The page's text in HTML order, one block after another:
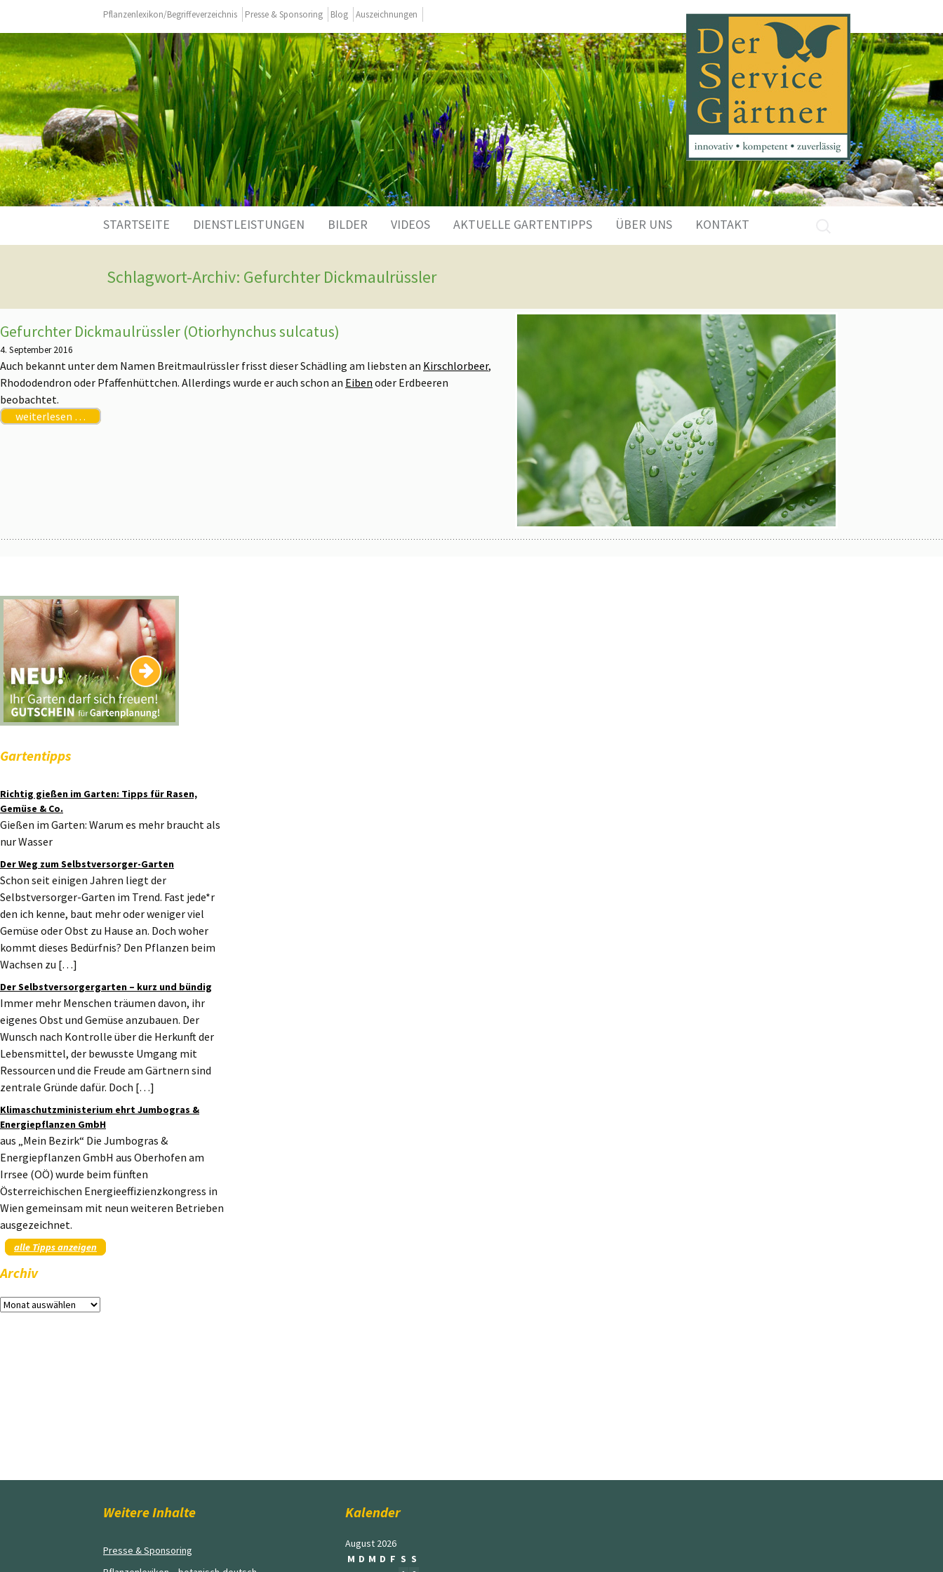
Pflanzenlexikon/Begriffeverzeichnis Presse & Sponsoring Blog Auszeichnungen
Inhalt
springen
STARTSEITE DIENSTLEISTUNGEN BILDER VIDEOS AKTUELLE GARTENTIPPS ÜBER UNS KONTAKT
Schlagwort-Archiv: Gefurchter Dickmaulrüssler
Gefurchter Dickmaulrüssler (Otiorhynchus sulcatus)
4. September 2016
Auch bekannt unter dem Namen Breitmaulrüssler frisst dieser Schädling am liebsten an Kirschlorbeer,
Rhododendron oder Pfaffenhüttchen. Allerdings wurde er auch schon an Eiben oder Erdbeeren
beobachtet.
weiterlesen …
Gartentipps
Richtig gießen im Garten: Tipps für Rasen,
Gemüse & Co.
Gießen im Garten: Warum es mehr braucht als
nur Wasser
Der Weg zum Selbstversorger-Garten
Schon seit einigen Jahren liegt der
Selbstversorger-Garten im Trend. Fast jede*r
den ich kenne, baut mehr oder weniger viel
Gemüse oder Obst zu Hause an. Doch woher
kommt dieses Bedürfnis? Den Pflanzen beim
Wachsen zu […]
Der Selbstversorgergarten – kurz und bündig
Immer mehr Menschen träumen davon, ihr
eigenes Obst und Gemüse anzubauen. Der
Wunsch nach Kontrolle über die Herkunft der
Lebensmittel, der bewusste Umgang mit
Ressourcen und die Freude am Gärtnern sind
zentrale Gründe dafür. Doch […]
Klimaschutzministerium ehrt Jumbogras &
Energiepflanzen GmbH
aus „Mein Bezirk“ Die Jumbogras &
Energiepflanzen GmbH aus Oberhofen am
Irrsee (OÖ) wurde beim fünften
Österreichischen Energieeffizienzkongress in
Wien gemeinsam mit neun weiteren Betrieben
ausgezeichnet.
alle Tipps anzeigen
Archiv
Archiv
Weitere Inhalte
Presse & Sponsoring
Kalender
August 2026
M D M D F S S